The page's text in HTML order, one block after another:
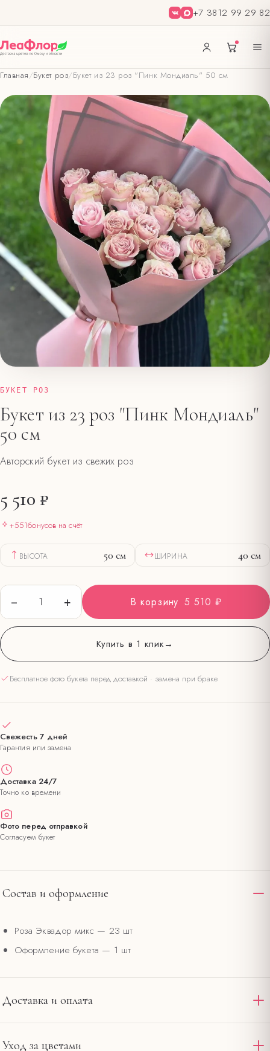
+7 3812 99 29 82
Главная/Букет роз/Букет из 23 роз "Пинк Мондиаль" 50 см
БУКЕТ РОЗ
Букет из 23 роз "Пинк Мондиаль"
50 см
Авторский букет из свежих роз
5 510 ₽
+551бонусов на счёт
ВЫСОТА 50 см ШИРИНА 40 см
− 1 + В корзину 5 510 ₽
Купить в 1 клик→
Бесплатное фото букета перед доставкой · замена при браке
Свежесть 7 дней
Гарантия или замена
Доставка 24/7
Точно ко времени
Фото перед отправкой
Согласуем букет
Состав и оформление
Роза Эквадор микс — 23 шт
Оформление букета — 1 шт
Доставка и оплата
Доставляем по Омску и области круглосуточно. Стандартная
Уход за цветами